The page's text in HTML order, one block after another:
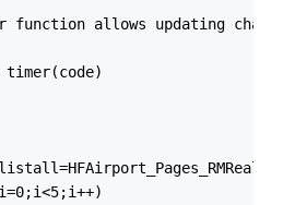
function allows updating
timer(code)